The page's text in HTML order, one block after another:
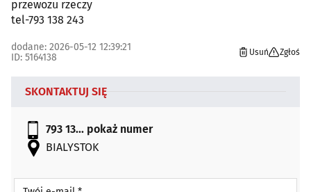
przewozu rzeczy
tel-793 138 243
dodane: 2026-05-12 12:39:21
ID: 5164138
Usuń Zgłoś
SKONTAKTUJ SIĘ
793 13... pokaż numer
BIALYSTOK
Twój e-mail *